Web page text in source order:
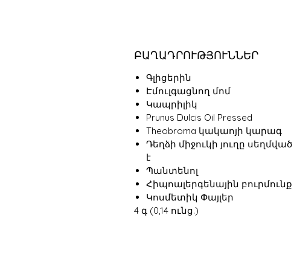
ԲԱՂԱԴՐՈՒԹՅՈՒՆՆԵՐ
Գլիցերին
Էմուլգացնող մոմ
Կապրիլիկ
Prunus Dulcis Oil Pressed
Theobroma կակաոյի կարագ
Դեղձի միջուկի յուղը սեղմված
է
Պանտենոլ
Հիպոալերգենային բուրմունք
Կոսմետիկ Փայլեր
4 գ (0,14 ունց.)